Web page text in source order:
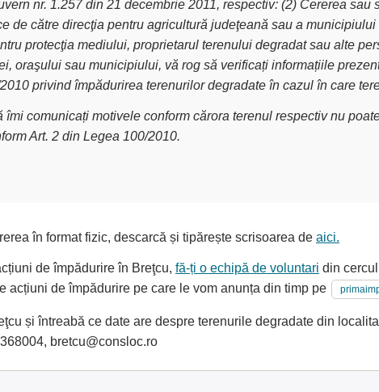
nr. 1.257 din 21 decembrie 2011, respectiv: (2) Cererea
de către direcţia pentru agricultură judeţeană sau a
protecţia mediului, proprietarul terenului degradat sau alte
oraşului sau municipiului, vă rog să verificați informațiile
privind împădurirea terenurilor degradate în cazul în care
îmi comunicați motivele conform cărora terenul respectiv nu
Art. 2 din Legea 100/2010.
în format fizic, descarcă și tipărește scrisoarea de aici.
de împădurire în Breţcu, fă-ți o echipă de voluntari din
acțiuni de împădurire pe care le vom anunța din timp pe
și întreabă ce date are despre terenurile degradate din
bretcu@consloc.ro